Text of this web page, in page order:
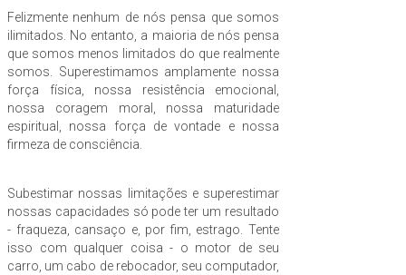
Felizmente nenhum de nós pensa que somos
ilimitados. No entanto, a maioria de nós pensa
que somos menos limitados do que realmente
somos. Superestimamos amplamente nossa
força física, nossa resistência emocional,
nossa coragem moral, nossa maturidade
espiritual, nossa força de vontade e nossa
firmeza de consciência.
Subestimar nossas limitações e superestimar
nossas capacidades só pode ter um resultado
- fraqueza, cansaço e, por fim, estrago. Tente
isso com qualquer coisa - o motor de seu
carro, um cabo de rebocador, seu computador,